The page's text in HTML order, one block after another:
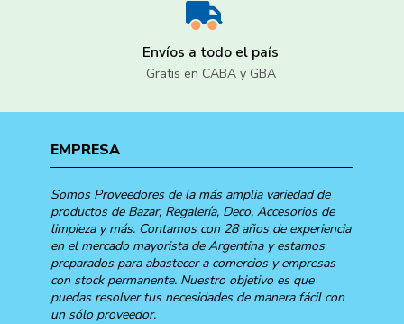
Envíos a todo el país
Gratis en CABA y GBA
EMPRESA
Somos Proveedores de la más amplia variedad de
productos de Bazar, Regalería, Deco, Accesorios de
limpieza y más. Contamos con 28 años de experiencia
en el mercado mayorista de Argentina y estamos
preparados para abastecer a comercios y empresas
con stock permanente. Nuestro objetivo es que
puedas resolver tus necesidades de manera fácil con
un sólo proveedor.